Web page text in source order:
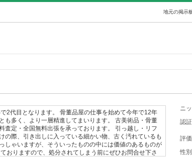
地元の掲示
2代目となります。 骨董品屋の仕事を始めて今年で12年
も多く、より一層精進してまいります。 古美術品・骨董
査定・全国無料出張を承っております。 引っ越し・リフ
の際、引き出しに入っている細かい物、古く汚れているも
しゃいますが、そういったものの中には価値のあるものが
おりますので、処分されてしまう前にぜひお問合せ下さ
ニ
認証
評価
性別